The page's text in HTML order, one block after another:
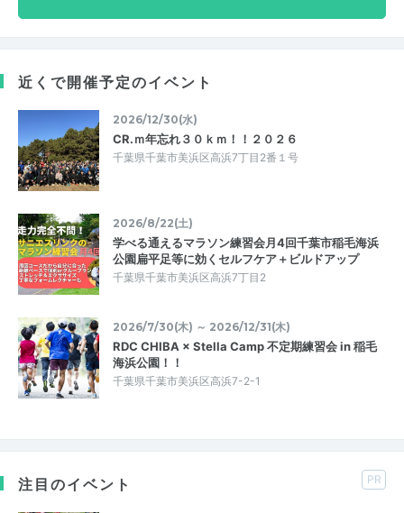
近くで開催予定のイベント
2026/12/30(水)
CR.ｍ年忘れ３０ｋｍ！！２０２６
千葉県千葉市美浜区高浜7丁目2番１号
2026/8/22(土)
学べる通えるマラソン練習会月4回千葉市稲毛海浜
公園扁平足等に効くセルフケア＋ビルドアップ
千葉県千葉市美浜区高浜7丁目2
2026/7/30(木) ～ 2026/12/31(木)
RDC CHIBA × Stella Camp 不定期練習会 in 稲毛
海浜公園！！
千葉県千葉市美浜区高浜7-2-1
注目のイベント PR